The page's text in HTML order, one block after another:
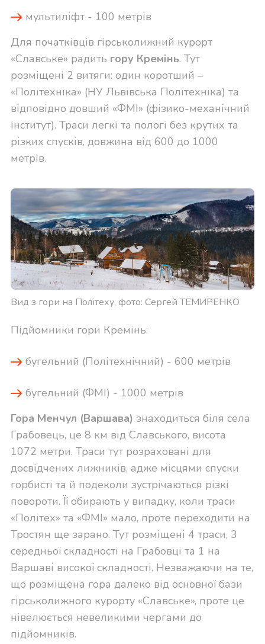
мультиліфт - 100 метрів
Для початківців гірськолижний курорт
«Славське» радить гору Кремінь. Тут
розміщені 2 витяги: один коротший –
«Політехніка» (НУ Львівська Політехніка) та
відповідно довший «ФМІ» (фізико-механічний
інститут). Траси легкі та пологі без крутих та
різких спусків, довжина від 600 до 1000
метрів.
Вид з гори на Політеху, фото: Сергей ТЕМИРЕНКО
Підйомники гори Кремінь:
бугельний (Політехнічний) - 600 метрів
бугельний (ФМІ) - 1000 метрів
Гора Менчул (Варшава) знаходиться біля села
Грабовець, це 8 км від Славського, висота
1072 метри. Траси тут розраховані для
досвідчених лижників, адже місцями спуски
горбисті та й подеколи зустрічаються різкі
повороти. Її обирають у випадку, коли траси
«Політех» та «ФМІ» мало, проте переходити на
Тростян ще зарано. Тут розміщені 4 траси, 3
середньої складності на Грабовці та 1 на
Варшаві високої складності. Незважаючи на те,
що розміщена гора далеко від основної бази
гірськолижного курорту «Славське», проте це
нівелюється невеликими чергами до
підйомників.